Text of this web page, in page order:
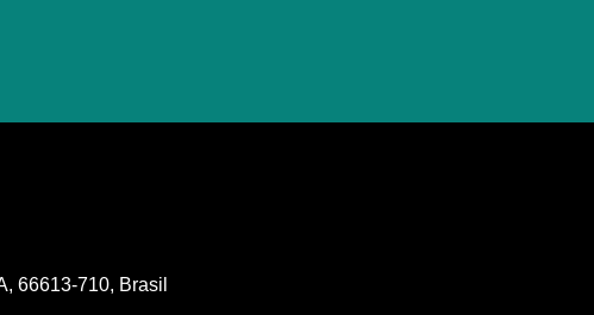
66613-710, Brasil